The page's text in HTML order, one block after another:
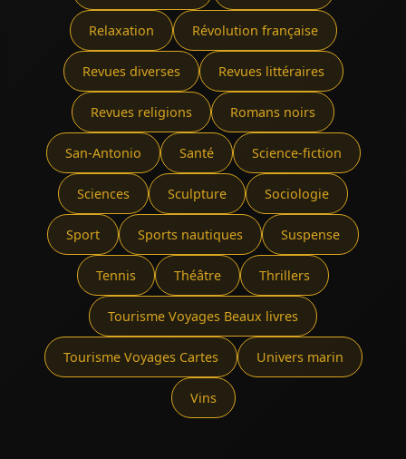
Relaxation Révolution française
Revues diverses Revues littéraires
Revues religions Romans noirs
San-Antonio Santé Science-fiction
Sciences Sculpture Sociologie
Sport Sports nautiques Suspense
Tennis Théâtre Thrillers
Tourisme Voyages Beaux livres
Tourisme Voyages Cartes Univers marin
Vins